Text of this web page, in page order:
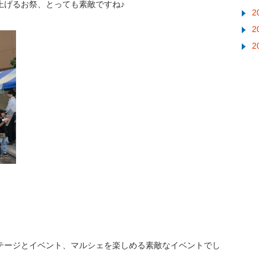
るお祭、とっても素敵ですね♪
ジとイベント、マルシェを楽しめる素敵なイベントでし